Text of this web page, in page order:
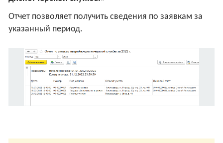
Отчет позволяет получить сведения по заявкам за
указанный период.